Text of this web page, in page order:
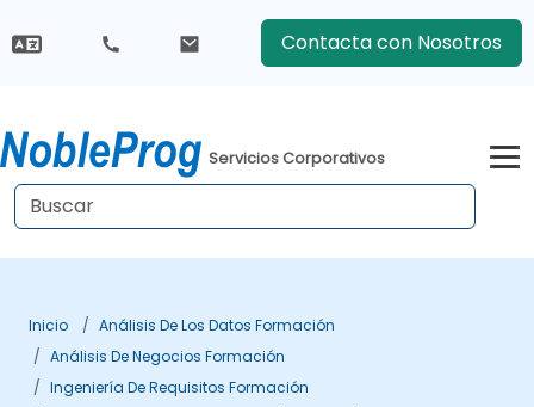
Contacta con Nosotros
Servicios Corporativos
Inicio
Análisis De Los Datos Formación
Análisis De Negocios Formación
Ingeniería De Requisitos Formación